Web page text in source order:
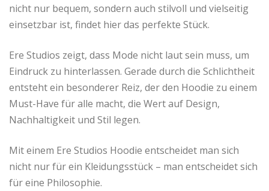
nicht nur bequem, sondern auch stilvoll und vielseitig
einsetzbar ist, findet hier das perfekte Stück.
Ere Studios zeigt, dass Mode nicht laut sein muss, um
Eindruck zu hinterlassen. Gerade durch die Schlichtheit
entsteht ein besonderer Reiz, der den Hoodie zu einem
Must-Have für alle macht, die Wert auf Design,
Nachhaltigkeit und Stil legen.
Mit einem Ere Studios Hoodie entscheidet man sich
nicht nur für ein Kleidungsstück – man entscheidet sich
für eine Philosophie.